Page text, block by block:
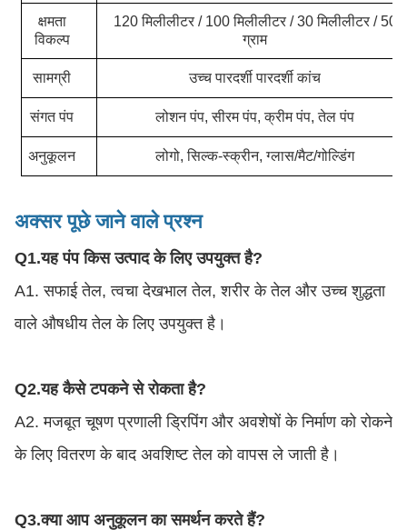
क्षमता
विकल्प
120 मिलीलीटर / 100 मिलीलीटर / 30 मिलीलीटर / 50
ग्राम
सामग्री उच्च पारदर्शी पारदर्शी कांच
संगत पंप लोशन पंप, सीरम पंप, क्रीम पंप, तेल पंप
अनुकूलन लोगो, सिल्क-स्क्रीन, ग्लास/मैट/गोल्डिंग
अक्सर पूछे जाने वाले प्रश्न
Q1.यह पंप किस उत्पाद के लिए उपयुक्त है?
A1. सफाई तेल, त्वचा देखभाल तेल, शरीर के तेल और उच्च शुद्धता
वाले औषधीय तेल के लिए उपयुक्त है।
Q2.यह कैसे टपकने से रोकता है?
A2. मजबूत चूषण प्रणाली ड्रिपिंग और अवशेषों के निर्माण को रोकने
के लिए वितरण के बाद अवशिष्ट तेल को वापस ले जाती है।
Q3.क्या आप अनुकूलन का समर्थन करते हैं?